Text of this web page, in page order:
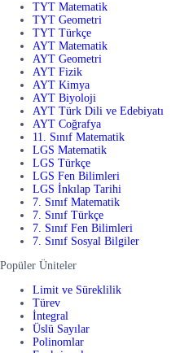
TYT Matematik
TYT Geometri
TYT Türkçe
AYT Matematik
AYT Geometri
AYT Fizik
AYT Kimya
AYT Biyoloji
AYT Türk Dili ve Edebiyatı
AYT Coğrafya
11. Sınıf Matematik
LGS Matematik
LGS Türkçe
LGS Fen Bilimleri
LGS İnkılap Tarihi
7. Sınıf Matematik
7. Sınıf Türkçe
7. Sınıf Fen Bilimleri
7. Sınıf Sosyal Bilgiler
Popüler Üniteler
Limit ve Süreklilik
Türev
İntegral
Üslü Sayılar
Polinomlar